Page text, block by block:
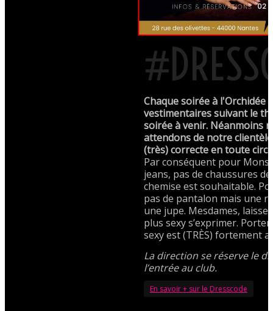
Chaque soirée à l'Orchidée
vestimentaires suivant le
soirée à venir. Néanmoins
attendons de notre
(très) correcte en toute
Par conséquent pour
jeans, pas de chaussures
chemise est souhaitable.
pas de pantalon mais une
une jupe. Mesdames,
plus sexy s’exprimer.
sexy est (TRÈS) fortement
La direction se réserve le
l’entrée au club.
En savoir + sur le Dresscode